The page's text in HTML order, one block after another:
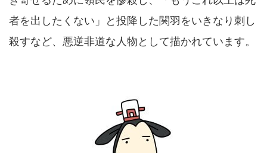
者を出したくない」と投降した関羽をいきなり刺し
殺すなど、悪逆非道な人物として描かれています。